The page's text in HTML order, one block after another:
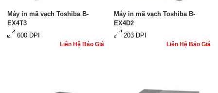
Máy in mã vạch Toshiba B-
EX4T3
600 DPI
Liên Hệ Báo Giá
Máy in mã vạch Toshiba B-
EX4D2
203 DPI
Liên Hệ Báo Giá